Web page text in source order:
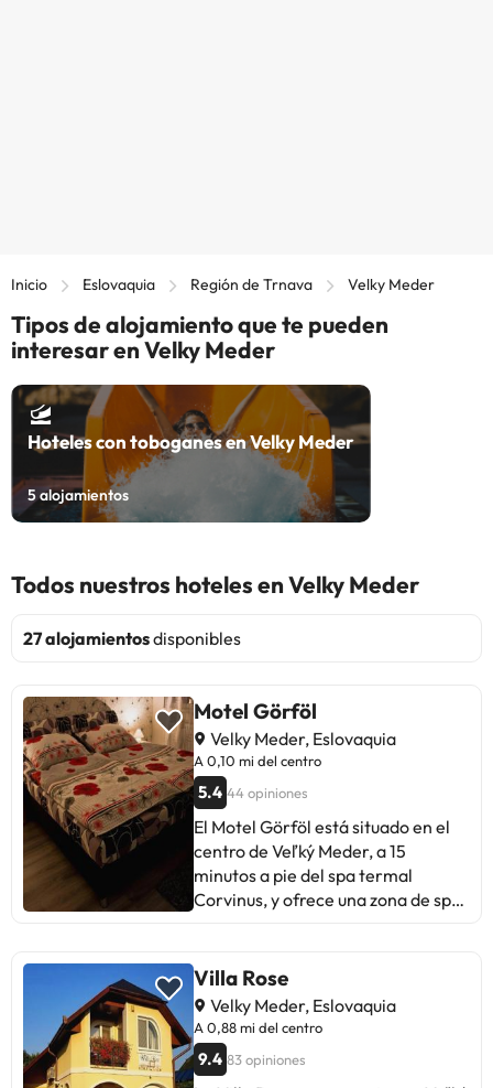
Inicio Eslovaquia Región de Trnava Velky Meder
Tipos de alojamiento que te pueden
interesar en Velky Meder
Hoteles con toboganes en Velky Meder
5alojamientos
Todos nuestros hoteles en Velky Meder
27 alojamientosdisponibles
Motel Görföl
Velky Meder, Eslovaquia
A 0,10 mi del centro
5.4 44 opiniones
El Motel Görföl está situado en el
centro de Veľký Meder, a 15
minutos a pie del spa termal
Corvinus, y ofrece una zona de spa
establecimiento alberga un bar.
Hay aparcamiento privado gratuito
en el patio trasero. Todas las
habitaciones de este motel tienen
aire acondicionado y TV de
Villa Rose
Velky Meder, Eslovaquia
A 0,88 mi del centro
9.4 83 opiniones